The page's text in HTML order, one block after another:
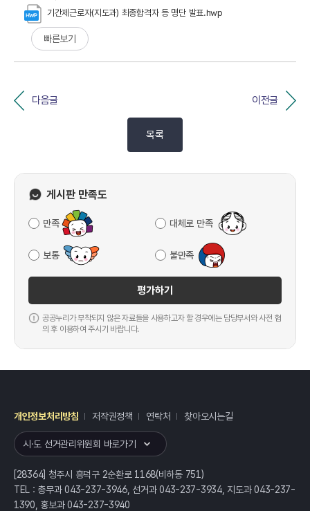
기간제근로자(지도과) 최종합격자 등 명단 발표.hwp
빠른보기
다음글 이전글
목록
게시판 만족도
만족 대체로 만족
보통 불만족
평가하기
공공누리가 부착되지 않은 자료들을 사용하고자 할 경우에는 담당부서와 사전 협
의 후 이용하여 주시기 바랍니다.
개인정보처리방침 저작권정책 연락처 찾아오시는길
시·도 선거관리위원회 바로가기
[28364] 청주시 흥덕구 2순환로 1168(비하동 751)
TEL : 총무과 043-237-3946, 선거과 043-237-3934, 지도과 043-237-
1390, 홍보과 043-237-3940